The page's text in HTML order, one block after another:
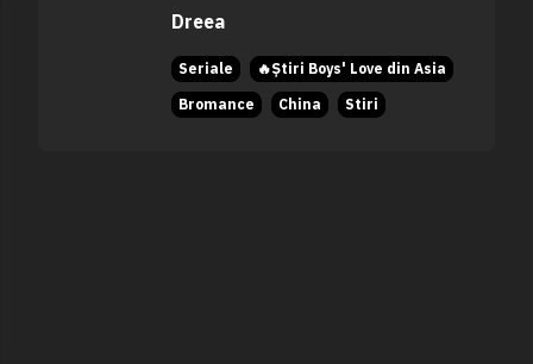
Dreea
Seriale
🔥Știri Boys' Love din Asia
Bromance
China Stiri